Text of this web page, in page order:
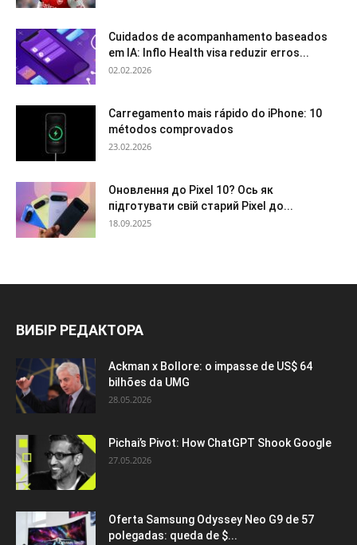
Cuidados de acompanhamento baseados
em IA: Inflo Health visa reduzir erros...
02.02.2026
Carregamento mais rápido do iPhone: 10
métodos comprovados
23.02.2026
Оновлення до Pixel 10? Ось як
підготувати свій старий Pixel до...
18.09.2025
ВИБІР РЕДАКТОРА
Ackman x Bollore: o impasse de US$ 64
bilhões da UMG
28.05.2026
Pichai’s Pivot: How ChatGPT Shook Google
27.05.2026
Oferta Samsung Odyssey Neo G9 de 57
polegadas: queda de $...